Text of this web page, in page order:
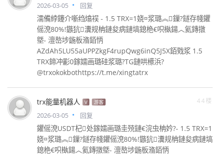
2026-03-05 回复
濡備綍鑳介噺绉熻祦 - 1.5 TRX=1娆¤浆璐︽鏁?鐩存帴鑺
傜渷80%!鏃犺瀵规柟鏈夋病鏈塙鎴栬€呮槸鍚︿氦鏄撴
墍- 澶嶅埗鍦板潃銆怲
AZdAh5LU55aUPPZkgF4rupQwg6inQ5J5X銆戣浆 1.5
TRX鍗冲彲0鎵嬬画璐硅浆璐?TG鏈哄櫒浜?
@trxokokbothttps://t.me/xingtatrx
trx能量机器人 V 游客 44楼
2026-03-05 回复
鑺傜渷USDT杞处鎵嬬画璐圭殑鏈€浣虫柟妗?- 1.5 TRX=1
娆¤浆璐︽鏁?鐩存帴鑺傜渷80%!鏃犺瀵规柟鏈夋病鏈塙
鎴栬€呮槸鍚︿氦鏄撴墍- 澶嶅埗鍦板潃銆怲